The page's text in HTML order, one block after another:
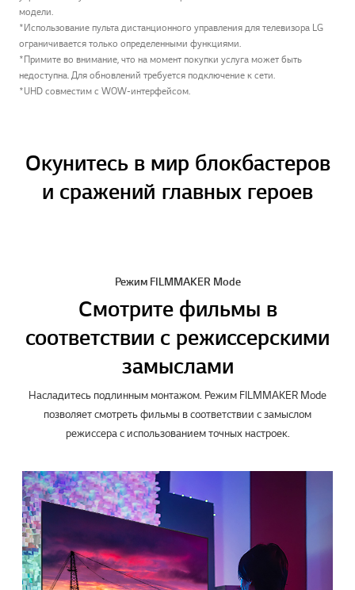
модели.
*Использование пульта дистанционного управления для телевизора LG
ограничивается только определенными функциями.
*Примите во внимание, что на момент покупки услуга может быть
недоступна. Для обновлений требуется подключение к сети.
*UHD совместим с WOW-интерфейсом.
Окунитесь в мир блокбастеров
и сражений главных героев
Режим FILMMAKER Mode
Смотрите фильмы в
соответствии с режиссерскими
замыслами
Насладитесь подлинным монтажом. Режим FILMMAKER Mode
позволяет смотреть фильмы в соответствии с замыслом
режиссера с использованием точных настроек.